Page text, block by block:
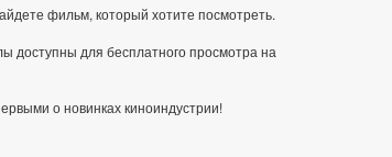
фильм, который хотите посмотреть.
доступны для бесплатного просмотра на
о новинках киноиндустрии!